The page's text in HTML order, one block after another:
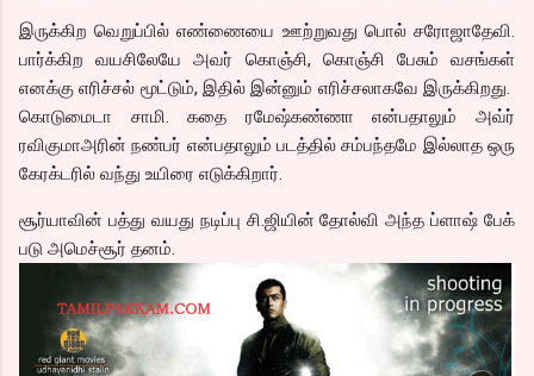
இருக்கிற வெறுப்பில் எண்ணையை ஊற்றுவது பொல் சரோஜாதேவி.
பார்க்கிற வயசிலேயே அவர் கொஞ்சி, கொஞ்சி பேசும் வசங்கள்
எனக்கு எரிச்சல் மூட்டும், இதில் இன்னும் எரிச்சலாகவே இருக்கிறது.
கொடுமைடா சாமி. கதை ரமேஷ்கண்ணா என்பதாலும் அவ்ர்
ரவிகுமாஅரின் நண்பர் என்பதாலும் படத்தில் சம்பந்தமே இல்லாத ஒரு
கேரக்டரில் வந்து உயிரை எடுக்கிறார்.
சூர்யாவின் பத்து வயது நடிப்பு சி.ஜியின் தோல்வி அந்த ப்ளாஷ் பேக்
படு அமெச்சூர் தனம்.